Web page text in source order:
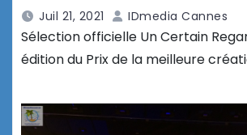
Juil 21, 2021 IDmedia Cannes
Sélection officielle Un Certain
édition du Prix de la meilleure